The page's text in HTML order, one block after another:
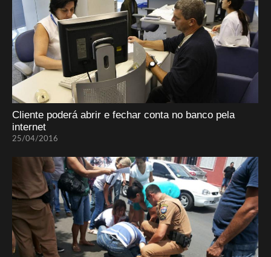
Cliente poderá abrir e fechar conta no banco pela
internet
25/04/2016